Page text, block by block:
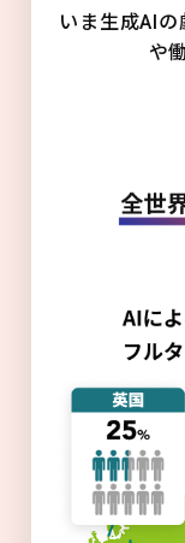
いま生成AI
や